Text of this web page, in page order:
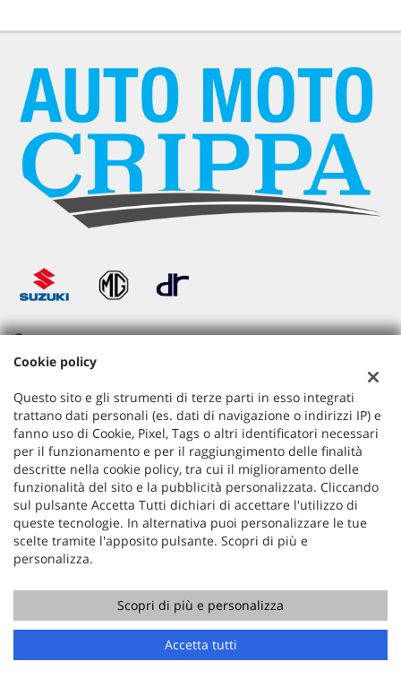
Contatta un consulente
Via IV Novembre , 113
Telefono:
+39 039 921 0911
Email:
info@automotocrippa.it
Indicazioni stradali
I Nostri orari di apertura al pubblico:
Da Lunedì
a Venerdì
8.30 – 12.00
14.00 – 19.00
15.30 – 18.30
Domenica
Chiuso
Cookie policy
Questo sito e gli strumenti di terze parti in esso integrati
trattano dati personali (es. dati di navigazione o indirizzi IP) e
fanno uso di Cookie, Pixel, Tags o altri identificatori necessari
per il funzionamento e per il raggiungimento delle finalità
descritte nella cookie policy, tra cui il miglioramento delle
funzionalità del sito e la pubblicità personalizzata. Cliccando
sul pulsante Accetta Tutti dichiari di accettare l'utilizzo di
queste tecnologie. In alternativa puoi personalizzare le tue
scelte tramite l'apposito pulsante. Scopri di più e
personalizza.
Scopri di più e personalizza
Accetta tutti